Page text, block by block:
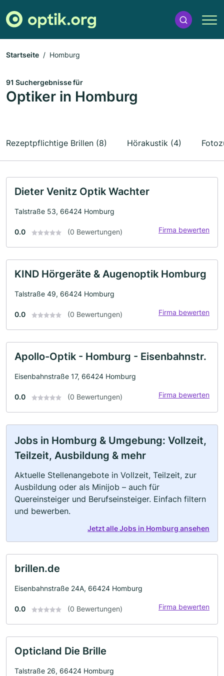
Startseite Homburg
91 Suchergebnisse für
Optiker in Homburg
Rezeptpflichtige Brillen (8) Hörakustik (4)
Dieter Venitz Optik Wachter
Talstraße 53, 66424 Homburg
0.0 (0 Bewertungen) Firma bewerten
KIND Hörgeräte & Augenoptik Homburg
Talstraße 49, 66424 Homburg
0.0 (0 Bewertungen) Firma bewerten
Apollo-Optik - Homburg - Eisenbahnstr.
Eisenbahnstraße 17, 66424 Homburg
0.0 (0 Bewertungen) Firma bewerten
Jobs in Homburg & Umgebung: Vollzeit,
Teilzeit, Ausbildung & mehr
Aktuelle Stellenangebote in Vollzeit, Teilzeit, zur
Ausbildung oder als Minijob – auch für
Quereinsteiger und Berufseinsteiger. Einfach filtern
und bewerben.
Jetzt alle Jobs in Homburg ansehen
brillen.de
Eisenbahnstraße 24A, 66424 Homburg
0.0 (0 Bewertungen) Firma bewerten
Opticland Die Brille
Talstraße 26, 66424 Homburg